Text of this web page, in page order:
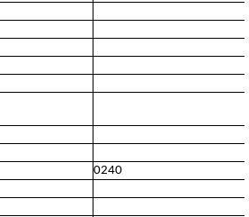
0240